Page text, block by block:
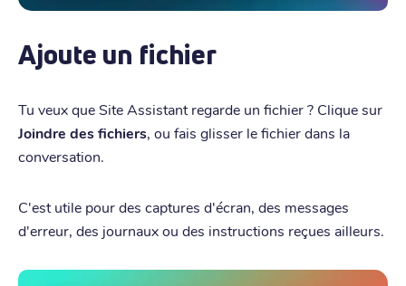
Ajoute un fichier
Tu veux que Site Assistant regarde un fichier ? Clique sur
Joindre des fichiers, ou fais glisser le fichier dans la
conversation.
C'est utile pour des captures d'écran, des messages
d'erreur, des journaux ou des instructions reçues ailleurs.